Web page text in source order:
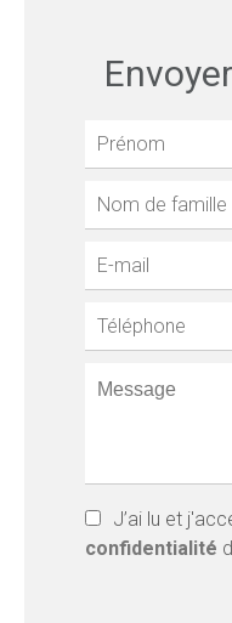
J’ai lu et
confidentialité